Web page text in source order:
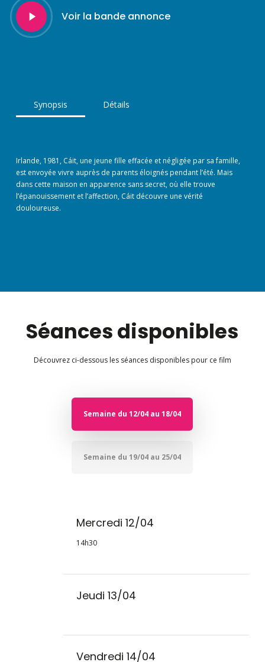
Play
Video
Voir la bande annonce
Synopsis Détails
Irlande, 1981, Cáit, une jeune fille effacée et négligée par sa famille,
est envoyée vivre auprès de parents éloignés pendant l’été. Mais
dans cette maison en apparence sans secret, où elle trouve
l’épanouissement et l’affection, Cáit découvre une vérité
douloureuse.
Séances disponibles
Découvrez ci-dessous les séances disponibles pour ce film
Semaine du 12/04 au 18/04
Semaine du 19/04 au 25/04
Mercredi 12/04
14h30
Jeudi 13/04
Vendredi 14/04